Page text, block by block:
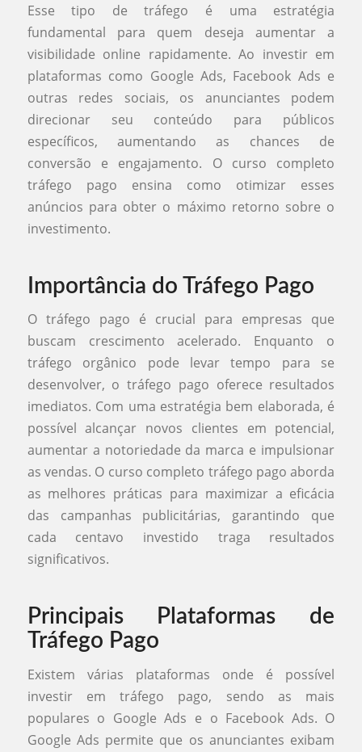
Esse tipo de tráfego é uma estratégia
fundamental para quem deseja aumentar a
visibilidade online rapidamente. Ao investir em
plataformas como Google Ads, Facebook Ads e
outras redes sociais, os anunciantes podem
direcionar seu conteúdo para públicos
específicos, aumentando as chances de
conversão e engajamento. O curso completo
tráfego pago ensina como otimizar esses
anúncios para obter o máximo retorno sobre o
investimento.
Importância do Tráfego Pago
O tráfego pago é crucial para empresas que
buscam crescimento acelerado. Enquanto o
tráfego orgânico pode levar tempo para se
desenvolver, o tráfego pago oferece resultados
imediatos. Com uma estratégia bem elaborada, é
possível alcançar novos clientes em potencial,
aumentar a notoriedade da marca e impulsionar
as vendas. O curso completo tráfego pago aborda
as melhores práticas para maximizar a eficácia
das campanhas publicitárias, garantindo que
cada centavo investido traga resultados
significativos.
Principais Plataformas de
Tráfego Pago
Existem várias plataformas onde é possível
investir em tráfego pago, sendo as mais
populares o Google Ads e o Facebook Ads. O
Google Ads permite que os anunciantes exibam